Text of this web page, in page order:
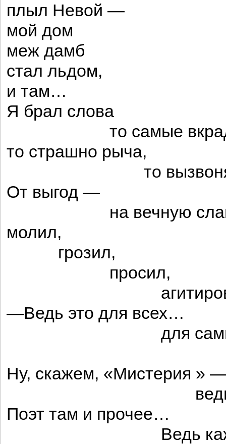
плыл Невой —
мой дом
меж дамб
стал льдом,
и там…
Я брал слова
то самые
то страшно рыча,
то вызвоня
От выгод —
на вечную славу
молил,
грозил,
просил,
—Ведь это для всех…
для
Ну, скажем, «Мистерия »
ведь не для
Поэт там и прочее…
Ведь